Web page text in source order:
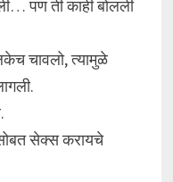
पण ती काही बोलली
चावलो, त्यामुळे
सेक्स करायचे